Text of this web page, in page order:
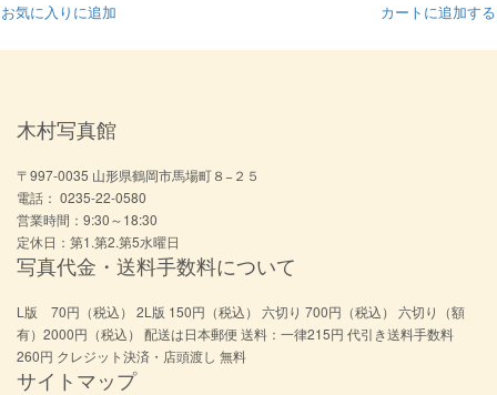
お気に入りに追加 カートに追加する
木村写真館
〒997-0035 山形県鶴岡市馬場町８−２５
電話： 0235-22-0580
営業時間：9:30～18:30
定休日：第1.第2.第5水曜日
写真代金・送料手数料について
L版 70円（税込） 2L版 150円（税込） 六切り 700円（税込） 六切り（額
有）2000円（税込） 配送は日本郵便 送料：一律215円 代引き送料手数料
260円 クレジット決済・店頭渡し 無料
サイトマップ